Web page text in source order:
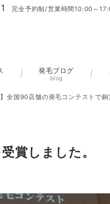
完全予約制/営業時間10:00～
発毛ブログ
blog
】全国90店舗の発毛コンテストで銅
賞しました。